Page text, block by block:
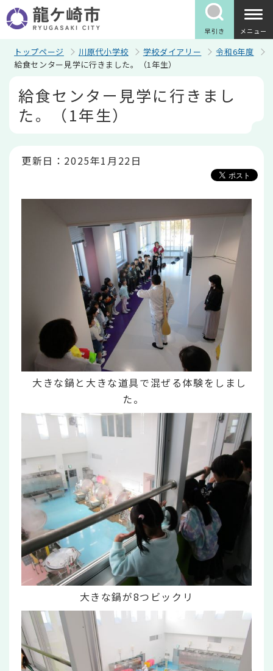
の
ペ
早引き メニュー
トップページ 川原代小学校 学校ダイアリー
令和6年度
給食センター見学に行きました。（1年生）
給食センター見学に行きまし
た。（1年生）
更新日：2025年1月22日
大きな鍋と大きな道具で混ぜる体験をしまし
た。
大きな鍋が8つビックリ